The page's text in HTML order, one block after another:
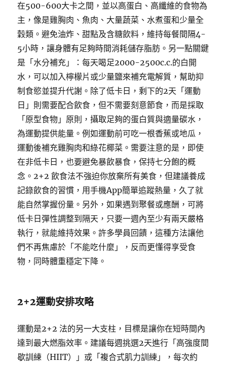
在500-600大卡之間，並以高蛋白、高纖維的食物為
主，像是雞胸肉、魚肉、大量蔬菜、水煮蛋和少量全
穀類。避免油炸、甜點及含糖飲料，維持每餐間隔4-
5小時，讓身體有足夠時間消耗儲存脂肪。另一點關鍵
是「水分補充」：每天喝足2000-2500c.c.的白開
水，可以加入檸檬片或少量鹽來補充電解質，幫助抑
制食慾並提升代謝。除了低卡日，剩下的2天「運動
日」則需要配合飲食，但不需要刻意節食，而是採取
「原型食物」原則，攝取足夠的蛋白質與適量碳水，
為運動提供能量。例如運動前可吃一根香蕉或地瓜，
運動後補充雞胸肉和綠花椰菜。需要注意的是，即使
在非低卡日，也要避免暴飲暴食，保持七分飽的概
念。2+2 飲食法不強迫你放棄所有美食，但建議養成
記錄飲食的習慣，用手機App簡單追蹤熱量，久了就
能自然掌握份量。另外，如果遇到聚餐或應酬，可將
低卡日彈性調整到隔天，只要一週內至少有兩天嚴格
執行，就能維持效果。許多學員回饋，這種方法讓他
們不再焦慮於「不能吃什麼」，反而更懂得享受食
物，同時體重穩定下降。
2+2運動安排攻略
運動是2+2 法的另一大支柱，目標是讓你在短時間內
達到最大燃脂效率。建議每週挑選2天進行「高強度間
歇訓練（HIIT）」或「複合式肌力訓練」，每次約